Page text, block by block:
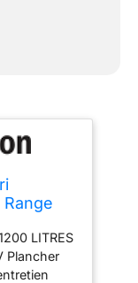
- Beige
LITRES
Plancher